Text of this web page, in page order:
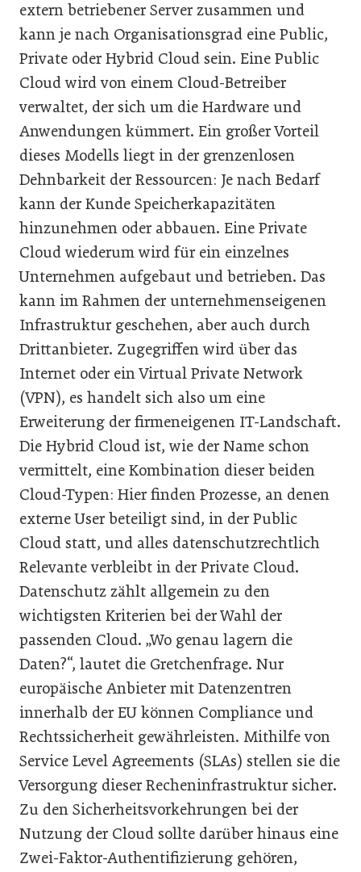
extern betriebener Server zusammen und
kann je nach Organisationsgrad eine Public,
Private oder Hybrid Cloud sein. Eine Public
Cloud wird von einem Cloud-Betreiber
verwaltet, der sich um die Hardware und
Anwendungen kümmert. Ein großer Vorteil
dieses Modells liegt in der grenzenlosen
Dehnbarkeit der Ressourcen: Je nach Bedarf
kann der Kunde Speicherkapazitäten
hinzunehmen oder abbauen. Eine Private
Cloud wiederum wird für ein einzelnes
Unternehmen aufgebaut und betrieben. Das
kann im Rahmen der unternehmenseigenen
Infrastruktur geschehen, aber auch durch
Drittanbieter. Zugegriffen wird über das
Internet oder ein Virtual Private Network
(VPN), es handelt sich also um eine
Erweiterung der firmeneigenen IT-Landschaft.
Die Hybrid Cloud ist, wie der Name schon
vermittelt, eine Kombination dieser beiden
Cloud-Typen: Hier finden Prozesse, an denen
externe User beteiligt sind, in der Public
Cloud statt, und alles datenschutzrechtlich
Relevante verbleibt in der Private Cloud.
Datenschutz zählt allgemein zu den
wichtigsten Kriterien bei der Wahl der
passenden Cloud. „Wo genau lagern die
Daten?“, lautet die Gretchenfrage. Nur
europäische Anbieter mit Datenzentren
innerhalb der EU können Compliance und
Rechtssicherheit gewährleisten. Mithilfe von
Service Level Agreements (SLAs) stellen sie die
Versorgung dieser Recheninfrastruktur sicher.
Zu den Sicherheitsvorkehrungen bei der
Nutzung der Cloud sollte darüber hinaus eine
Zwei-Faktor-Authentifizierung gehören,